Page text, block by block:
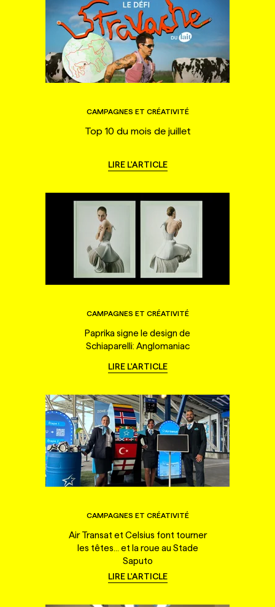
CAMPAGNES ET CRÉATIVITÉ
Top 10 du mois de juillet
LIRE L'ARTICLE
CAMPAGNES ET CRÉATIVITÉ
Paprika signe le design de
Schiaparelli: Anglomaniac
LIRE L'ARTICLE
CAMPAGNES ET CRÉATIVITÉ
Air Transat et Celsius font tourner
les têtes... et la roue au Stade
Saputo
LIRE L'ARTICLE